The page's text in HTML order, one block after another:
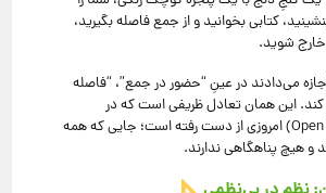
کتابی بخوانید و از جمع فاصله بگیرید،
خارج شوید.
می‌دادند در عینِ “حضور در جمع”، “فاصله
این همان تعادل ظریفی است که در
پلان‌های باز (Open Plan) امروزی از دست رفته است؛ جایی که همه
و هیچ پناهگاهی ندارند.